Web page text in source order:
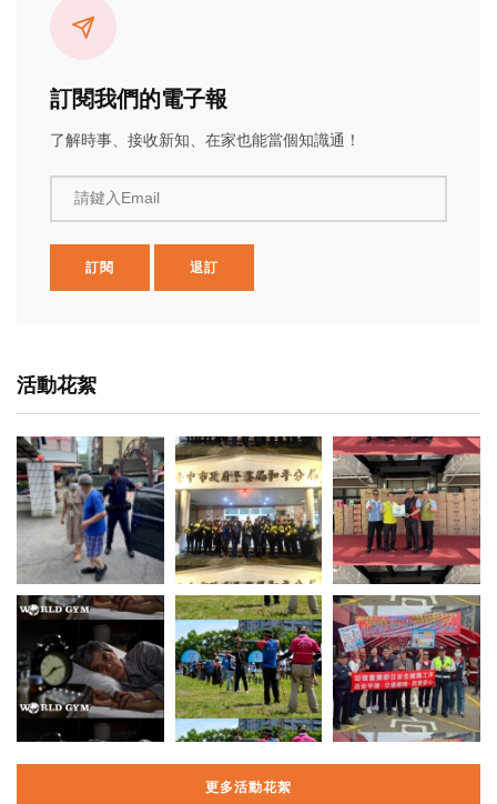
訂閱我們的電子報
了解時事、接收新知、在家也能當個知識通！
請鍵入Email
訂閱 退訂
活動花絮
更多活動花絮